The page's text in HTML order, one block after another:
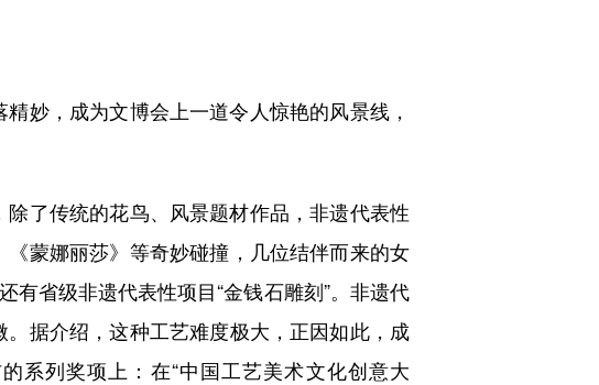
妙，成为文博会上一道令人惊艳的风景线，
了传统的花鸟、风景题材作品，非遗代表性
蒙娜丽莎》等奇妙碰撞，几位结伴而来的女
有省级非遗代表性项目“金钱石雕刻”。非遗代
据介绍，这种工艺难度极大，正因如此，成
系列奖项上：在“中国工艺美术文化创意大